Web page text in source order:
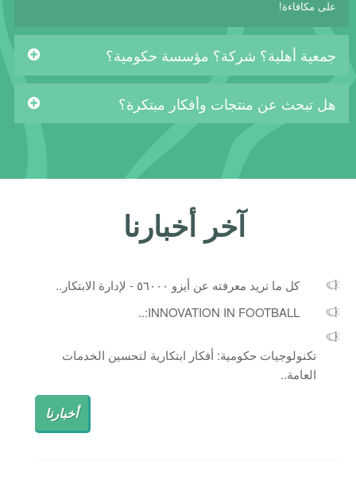
على مكافاءة!
جمعية أهلية؟ شركة؟ مؤسسة حكومية؟
هل تبحث عن منتجات وأفكار مبتكرة؟
آخر أخبارنا
كل ما تريد معرفته عن أيزو ٥٦٠٠٠ - لإدارة الابتكار..
INNOVATION IN FOOTBALL:..
تكنولوجيات حكومية: أفكار ابتكارية لتحسين الخدمات
العامة..
أخبارنا